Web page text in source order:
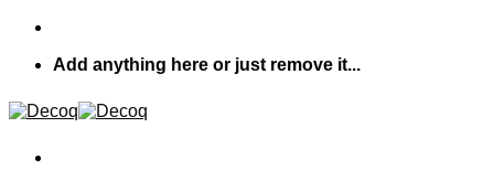
Skip
contentAdd anything here or just remove it...